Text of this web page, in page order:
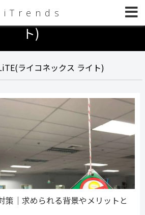
ライコネックス ライ
ト)
ライコネックス ライト)
策｜求められる背景やメリットと
iTrends